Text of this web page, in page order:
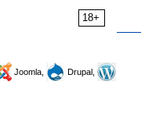
18+
Joomla,
Drupal,